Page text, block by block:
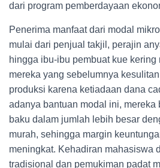
dari program pemberdayaan
Penerima manfaat dari modal
mulai dari penjual takjil, perajin
hingga ibu-ibu pembuat kue kering
mereka yang sebelumnya
produksi karena ketiadaan dana
adanya bantuan modal ini, mereka
baku dalam jumlah lebih besar
murah, sehingga margin
meningkat. Kehadiran mahasiswa
tradisional dan pemukiman padat